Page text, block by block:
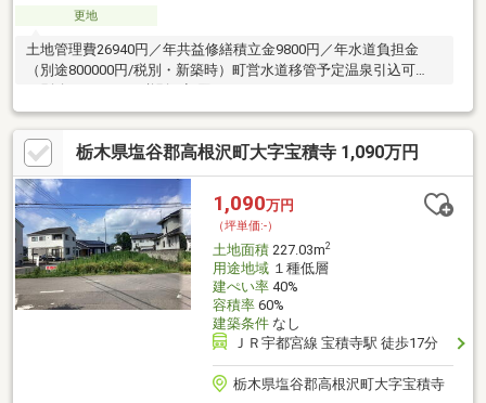
更地
土地管理費26940円／年共益修繕積立金9800円／年水道負担金
（別途800000円/税別・新築時）町営水道移管予定温泉引込可
栃木県塩谷郡高根沢町大字宝積寺 1,090万円
1,090万円
（坪単価:-）
土地面積227.03m2
用途地域１種低層
建ぺい率40%
容積率60%
建築条件なし
ＪＲ宇都宮線 宝積寺駅 徒歩17分
栃木県塩谷郡高根沢町大字宝積寺